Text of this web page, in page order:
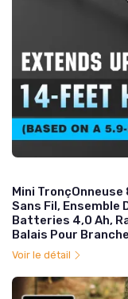
Mini
Sans Fil, Ensemble
Batteries 4,0 Ah,
Balais Pour
Voir le détail